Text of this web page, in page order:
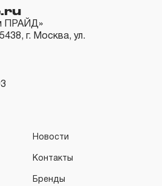
некачественные материалы или
процессе его производства.
предоставляется
покупателем (потребителем)
транспортировки
ГАРАНТИЯ»
в своей конструкции
(МЕХАНИЗМ)
ПРАЙД»
г. Москва, ул.
Новости
Контакты
Бренды